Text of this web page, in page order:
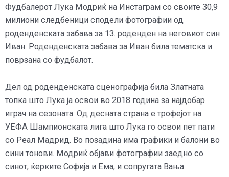
Фудбалерот Лука Модриќ на Инстаграм со своите 30,9
милиони следбеници сподели фотографии од
роденденската забава за 13. роденден на неговиот син
Иван. Роденденската забава за Иван била тематска и
поврзана со фудбалот.
Дел од роденденската сценографија била Златната
топка што Лука ја освои во 2018 година за најдобар
играч на сезоната. Од десната страна е трофејот на
УЕФА Шампионската лига што Лука го освои пет пати
со Реал Мадрид. Во позадина има графики и балони во
сини тонови. Модриќ објави фотографии заедно со
синот, ќерките Софија и Ема, и сопругата Вања.